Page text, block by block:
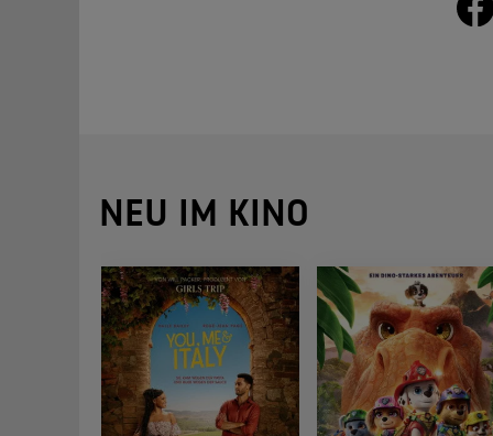
NEU IM KINO